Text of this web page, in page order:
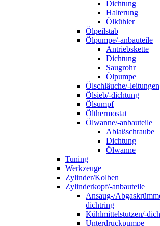
Dichtung
Halterung
Ölkühler
Ölpeilstab
Ölpumpe/-anbauteile
Antriebskette
Dichtung
Saugrohr
Ölpumpe
Ölschläuche/-leitungen
Ölsieb/-dichtung
Ölsumpf
Ölthermostat
Ölwanne/-anbauteile
Ablaßschraube
Dichtung
Ölwanne
Tuning
Werkzeuge
Zylinder/Kolben
Zylinderkopf/-anbauteile
Ansaug-/
dichtring
Kühlmittelstutzen/-
Unterdruckpumpe